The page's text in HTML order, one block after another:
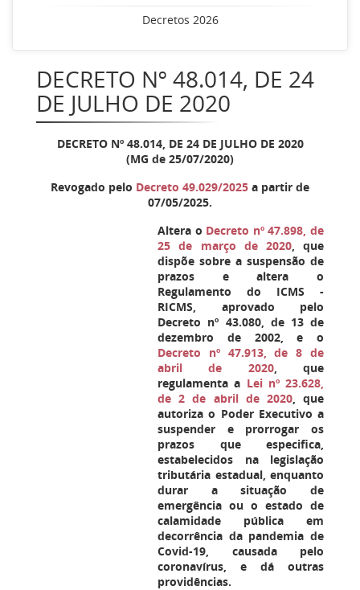
Decretos 2026
DECRETO Nº 48.014, DE 24
DE JULHO DE 2020
DECRETO Nº 48.014, DE 24 DE JULHO DE 2020
(MG de 25/07/2020)
Revogado pelo Decreto 49.029/2025 a partir de
07/05/2025.
Altera o Decreto nº 47.898, de
25 de março de 2020, que
dispõe sobre a suspensão de
prazos e altera o
Regulamento do ICMS -
RICMS, aprovado pelo
Decreto nº 43.080, de 13 de
dezembro de 2002, e o
Decreto nº 47.913, de 8 de
abril de 2020, que
regulamenta a Lei nº 23.628,
de 2 de abril de 2020, que
autoriza o Poder Executivo a
suspender e prorrogar os
prazos que especifica,
estabelecidos na legislação
tributária estadual, enquanto
durar a situação de
emergência ou o estado de
calamidade pública em
decorrência da pandemia de
Covid-19, causada pelo
coronavírus, e dá outras
providências.